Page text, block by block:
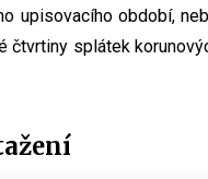
upisovacího období,
čtvrtiny splátek